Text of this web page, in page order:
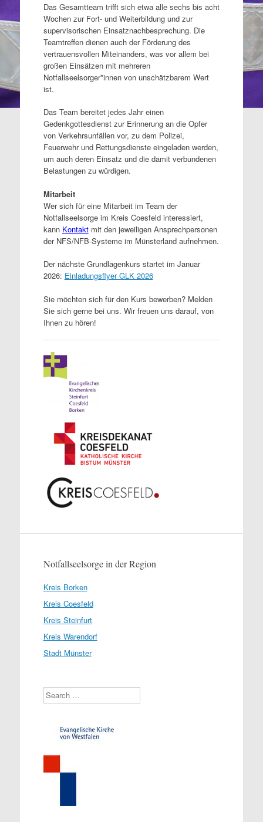
Das Gesamtteam trifft sich etwa alle sechs bis acht
Wochen zur Fort- und Weiterbildung und zur
supervisorischen Einsatznachbesprechung. Die
Teamtreffen dienen auch der Förderung des
vertrauensvollen Miteinanders, was vor allem bei
großen Einsätzen mit mehreren
Notfallseelsorger*innen von unschätzbarem Wert
ist.
Das Team bereitet jedes Jahr einen
Gedenkgottesdienst zur Erinnerung an die Opfer
von Verkehrsunfällen vor, zu dem Polizei,
Feuerwehr und Rettungsdienste eingeladen werden,
um auch deren Einsatz und die damit verbundenen
Belastungen zu würdigen.
Mitarbeit
Wer sich für eine Mitarbeit im Team der
Notfallseelsorge im Kreis Coesfeld interessiert,
kann Kontakt mit den jeweiligen Ansprechpersonen
der NFS/NFB-Systeme im Münsterland aufnehmen.
Der nächste Grundlagenkurs startet im Januar
2026: Einladungsflyer GLK 2026
Sie möchten sich für den Kurs bewerben? Melden
Sie sich gerne bei uns. Wir freuen uns darauf, von
Ihnen zu hören!
Notfallseelsorge in der Region
Kreis Borken
Kreis Coesfeld
Kreis Steinfurt
Kreis Warendorf
Stadt Münster
Search